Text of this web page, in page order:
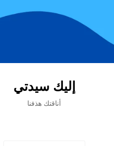
إليك سيدتي
أناقتك هذفنا